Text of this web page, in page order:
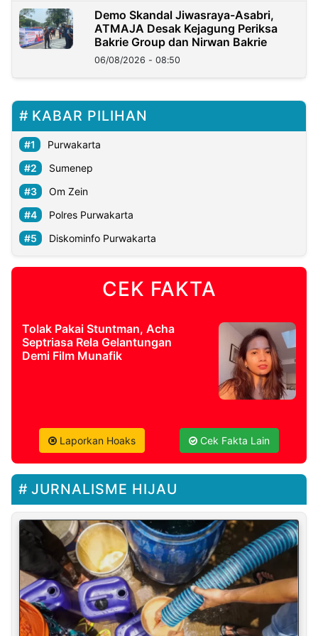
Demo Skandal Jiwasraya-Asabri,
ATMAJA Desak Kejagung Periksa
Bakrie Group dan Nirwan Bakrie
06/08/2026 - 08:50
KABAR PILIHAN
Purwakarta
Sumenep
Om Zein
Polres Purwakarta
Diskominfo Purwakarta
CEK FAKTA
Tolak Pakai Stuntman, Acha
Septriasa Rela Gelantungan
Demi Film Munafik
Laporkan Hoaks Cek Fakta Lain
JURNALISME HIJAU